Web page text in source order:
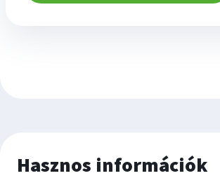
Hasznos információk